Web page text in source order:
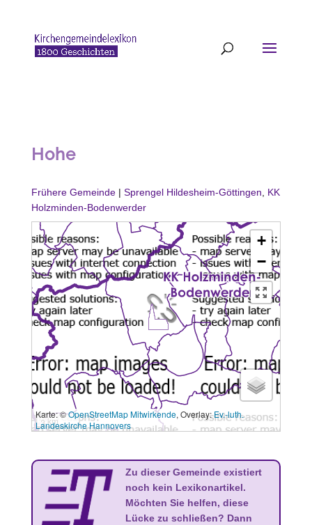
Hohe
Frühere Gemeinde| Sprengel Hildesheim-Göttingen
KK
Holzminden-Bodenwerder
+
−
3 km
Karte: ©OpenStreetMap Mitwirkende, Overlay:Ev.-luth.
Landeskirche Hannovers
Zu dieser Gemeinde existiert
noch kein Lexikonartikel.
Möchten Sie helfen, diese
Lücke zu schließen? Dann